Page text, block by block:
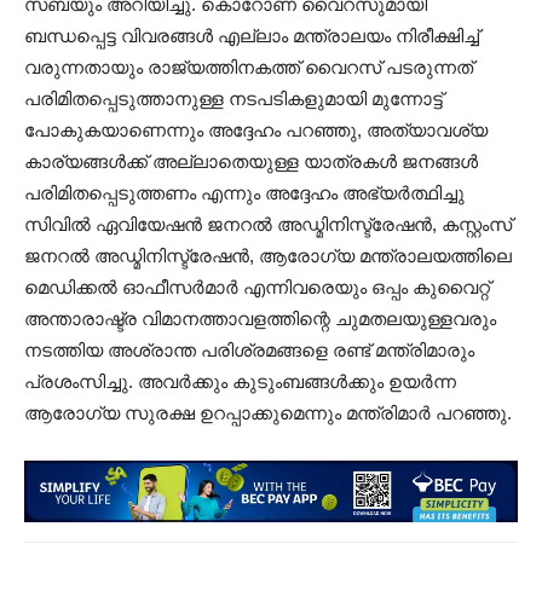
സബയും അറിയിച്ചു. കൊറോണ വൈറസുമായി
ബന്ധപ്പെട്ട വിവരങ്ങൾ എല്ലാം മന്ത്രാലയം നിരീക്ഷിച്ച്
വരുന്നതായും രാജ്യത്തിനകത്ത് വൈറസ് പടരുന്നത്
പരിമിതപ്പെടുത്താനുള്ള നടപടികളുമായി മുന്നോട്ട്
പോകുകയാണെന്നും അദ്ദേഹം പറഞ്ഞു, അത്യാവശ്യ
കാര്യങ്ങൾക്ക് അല്ലാതെയുള്ള യാത്രകൾ ജനങ്ങൾ
പരിമിതപ്പെടുത്തണം എന്നും അദ്ദേഹം അഭ്യർത്ഥിച്ചു
സിവിൽ ഏവിയേഷൻ ജനറൽ അഡ്മിനിസ്ട്രേഷൻ, കസ്റ്റംസ്
ജനറൽ അഡ്മിനിസ്ട്രേഷൻ, ആരോഗ്യ മന്ത്രാലയത്തിലെ
മെഡിക്കൽ ഓഫീസർമാർ എന്നിവരെയും ഒപ്പം കുവൈറ്റ്
അന്താരാഷ്ട്ര വിമാനത്താവളത്തിന്റെ ചുമതലയുള്ളവരും
നടത്തിയ അശ്രാന്ത പരിശ്രമങ്ങളെ രണ്ട് മന്ത്രിമാരും
പ്രശംസിച്ചു. അവർക്കും കുടുംബങ്ങൾക്കും ഉയർന്ന
ആരോഗ്യ സുരക്ഷ ഉറപ്പാക്കുമെന്നും മന്ത്രിമാർ പറഞ്ഞു.